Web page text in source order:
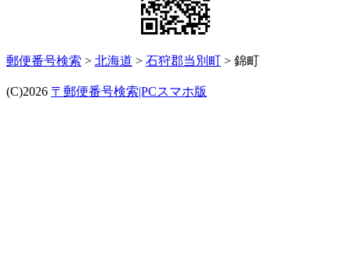
郵便番号検索 > 北海道 > 石狩郡当別町 > 錦町
(C)2026 〒郵便番号検索|PCスマホ版